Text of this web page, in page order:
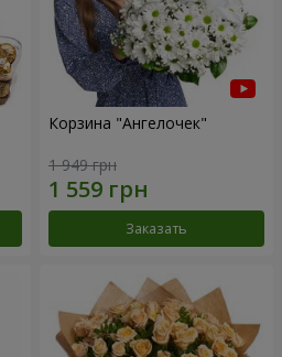
Корзина "Ангелочек"
1 949 грн
Заказать